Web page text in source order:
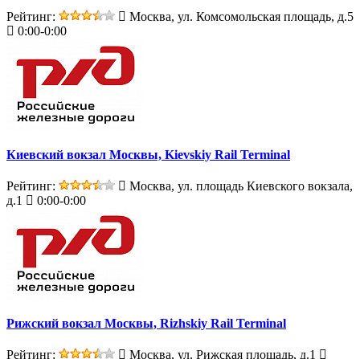
Рейтинг:
Москва, ул. Комсомольская площадь, д.5
0:00-0:00
Киевский вокзал Москвы, Kievskiy Rail Terminal
Рейтинг:
Москва, ул. площадь Киевского вокзала,
д.1
0:00-0:00
Рижский вокзал Москвы, Rizhskiy Rail Terminal
Рейтинг:
Москва, ул. Рижская площадь, д.1